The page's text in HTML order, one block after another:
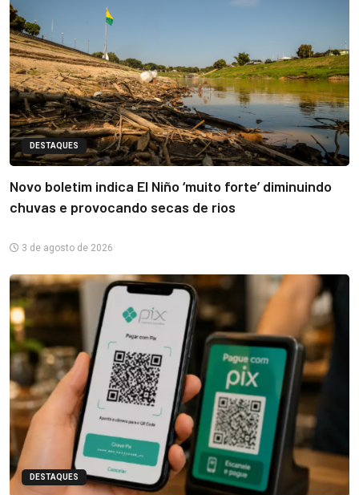
DESTAQUES
Novo boletim indica El Niño ‘muito forte’ diminuindo
chuvas e provocando secas de rios
3 de agosto de 2026
DESTAQUES